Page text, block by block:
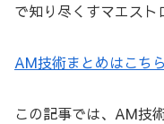
で知り尽くすマエスト
AM技術まとめはこちら
この記事では、AM技